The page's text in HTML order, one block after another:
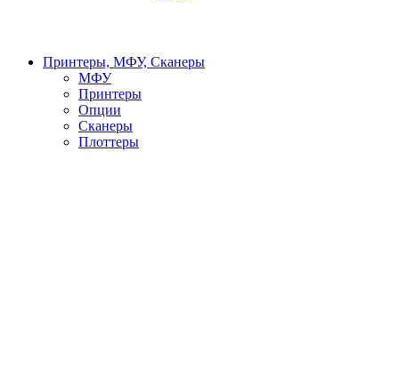
Принтеры, МФУ, Сканеры
МФУ
Принтеры
Опции
Сканеры
Плоттеры